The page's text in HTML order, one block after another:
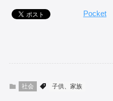
Pocket
社会 子供、家族